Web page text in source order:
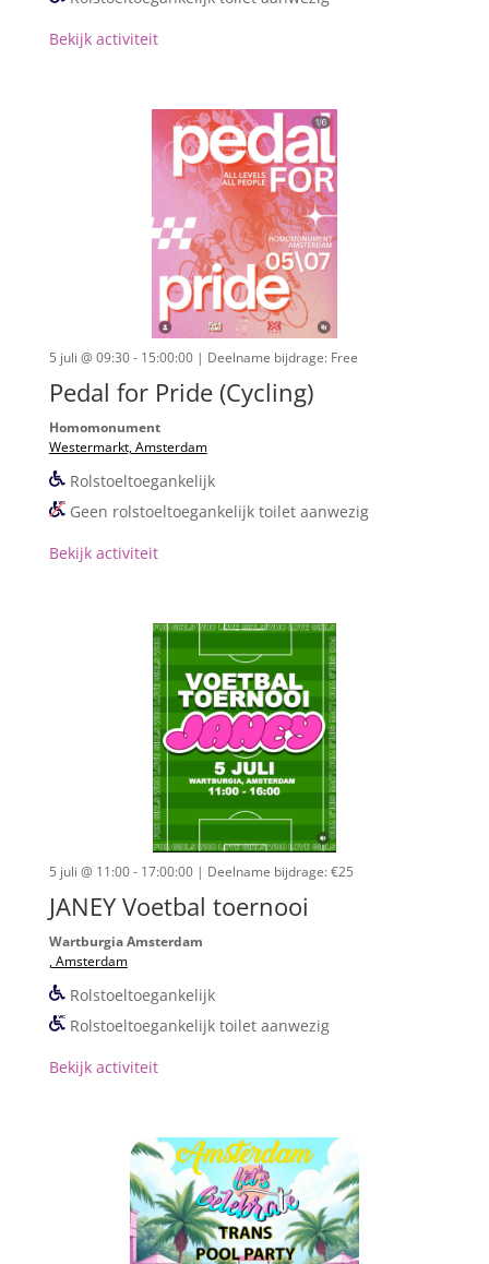
Bekijk activiteit
5 juli @ 09:30 - 15:00:00 | Deelname bijdrage: Free
Pedal for Pride (Cycling)
Homomonument
Westermarkt, Amsterdam
Rolstoeltoegankelijk
Geen rolstoeltoegankelijk toilet aanwezig
Bekijk activiteit
5 juli @ 11:00 - 17:00:00 | Deelname bijdrage: €25
JANEY Voetbal toernooi
Wartburgia Amsterdam
, Amsterdam
Rolstoeltoegankelijk
Rolstoeltoegankelijk toilet aanwezig
Bekijk activiteit